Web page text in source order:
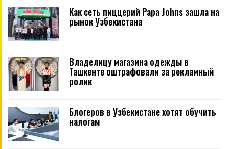
Как сеть пиццерий Papa Johns зашла на
рынок Узбекистана
Владелицу магазина одежды в
Ташкенте оштрафовали за рекламный
ролик
Блогеров в Узбекистане хотят обучить
налогам